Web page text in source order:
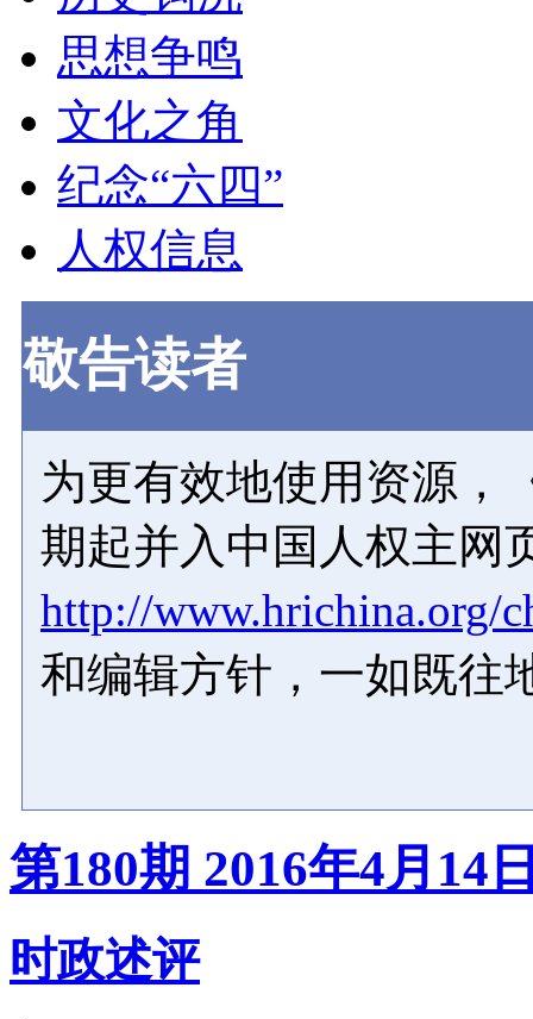
思想争鸣
文化之角
纪念“六四”
人权信息
敬告读者
为更有效地使用资源，
期起并入中国人权主网
http://www.hrichina.org/
和编辑方针，一如既往
第180期 2016年4月14
时政述评